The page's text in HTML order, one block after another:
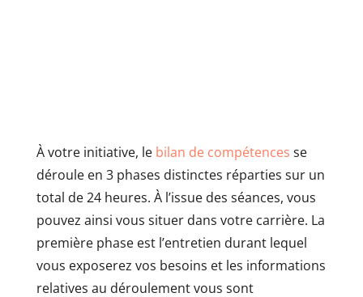
À votre initiative, le bilan de compétences se
déroule en 3 phases distinctes réparties sur un
total de 24 heures. À l’issue des séances, vous
pouvez ainsi vous situer dans votre carrière. La
première phase est l’entretien durant lequel
vous exposerez vos besoins et les informations
relatives au déroulement vous sont